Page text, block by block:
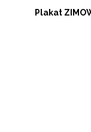
Plakat